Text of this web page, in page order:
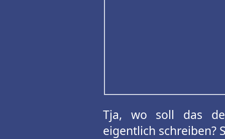
Tja, wo soll das
eigentlich schreiben?